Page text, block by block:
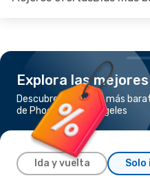
Explora las
Descubre los vuelos más
de Phoenix a Los Ángeles
Ida y vuelta Solo